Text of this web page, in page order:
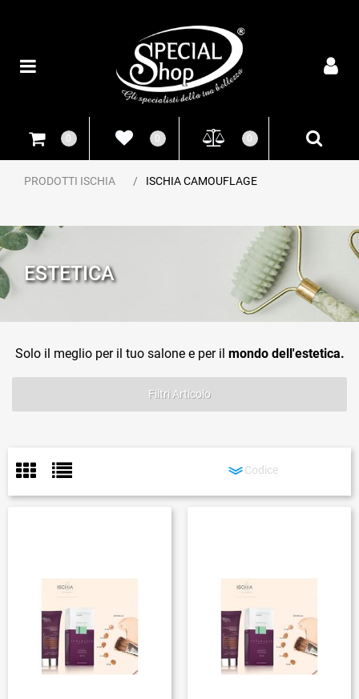
0 0 0
PRODOTTI ISCHIA ISCHIA CAMOUFLAGE
ESTETICA
Solo il meglio per il tuo salone e per il mondo dell'estetica.
Filtri Articolo